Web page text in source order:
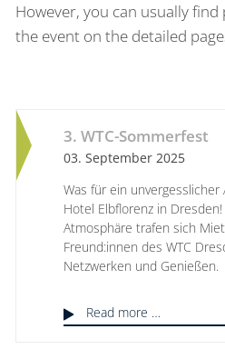
However, you can usually
the event on the detailed
3. WTC-Sommerfest
03. September 2025
Was für ein
Hotel Elbflorenz in
Atmosphäre trafen sich
Freund:innen des WTC
Netzwerken und Genießen.
Read more …